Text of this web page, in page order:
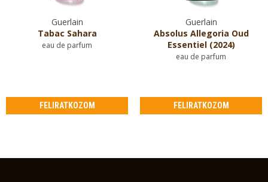
Guerlain
Tabac Sahara
eau de parfum
FELIRATKOZOM
Guerlain
Absolus Allegoria Oud
Essentiel (2024)
eau de parfum
FELIRATKOZOM